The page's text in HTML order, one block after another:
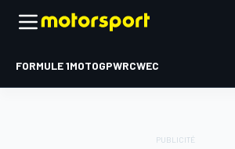
FORMULE 1MOTOGPWRCWEC